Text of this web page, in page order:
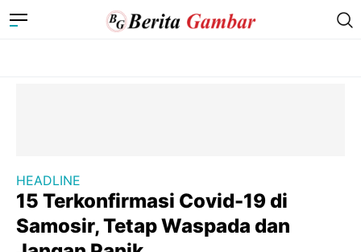
HEADLINE
15 Terkonfirmasi Covid-19 di
Samosir, Tetap Waspada dan